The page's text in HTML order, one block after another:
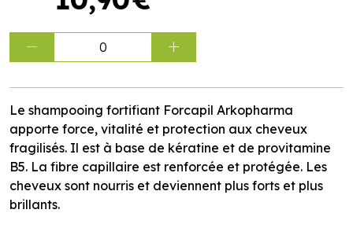
0
Le shampooing fortifiant Forcapil Arkopharma
apporte force, vitalité et protection aux cheveux
fragilisés. Il est à base de kératine et de provitamine
B5. La fibre capillaire est renforcée et protégée. Les
cheveux sont nourris et deviennent plus forts et plus
brillants.